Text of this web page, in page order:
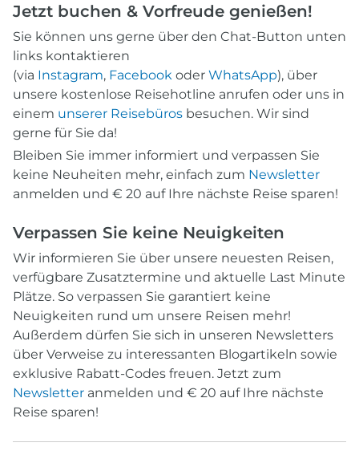
Jetzt buchen & Vorfreude genießen!
Sie können uns gerne über den Chat-Button unten
links kontaktieren
(via Instagram, Facebook oder WhatsApp), über
unsere kostenlose Reisehotline anrufen oder uns in
einem unserer Reisebüros besuchen. Wir sind
gerne für Sie da!
Bleiben Sie immer informiert und verpassen Sie
keine Neuheiten mehr, einfach zum Newsletter
anmelden und € 20 auf Ihre nächste Reise sparen!
Verpassen Sie keine Neuigkeiten
Wir informieren Sie über unsere neuesten Reisen,
verfügbare Zusatztermine und aktuelle Last Minute
Plätze. So verpassen Sie garantiert keine
Neuigkeiten rund um unsere Reisen mehr!
Außerdem dürfen Sie sich in unseren Newsletters
über Verweise zu interessanten Blogartikeln sowie
exklusive Rabatt-Codes freuen. Jetzt zum
Newsletter anmelden und € 20 auf Ihre nächste
Reise sparen!